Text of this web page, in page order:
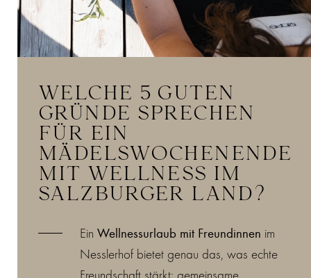
WELCHE 5 GUTEN
GRÜNDE SPRECHEN
FÜR EIN
MÄDELSWOCHENENDE
MIT WELLNESS IM
SALZBURGER LAND?
Ein Wellnessurlaub mit Freundinnen im
Nesslerhof bietet genau das, was echte